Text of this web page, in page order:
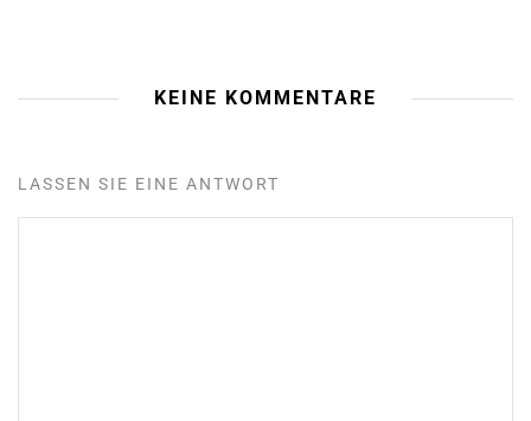
KEINE KOMMENTARE
LASSEN SIE EINE ANTWORT